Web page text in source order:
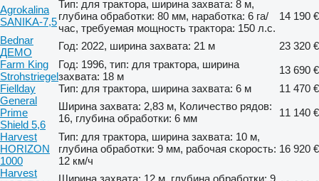
Agrokalina
SANIKA-7,5
Тип: для трактора, ширина захвата: 8 м,
глубина обработки: 80 мм, наработка: 6 га/
час, требуемая мощность трактора: 150 л.с.
14 190 €
Bednar
ДЕМО
Год: 2022, ширина захвата: 21 м
23 320 €
Farm King
Strohstriegel
Год: 1996, тип: для трактора, ширина
захвата: 18 м
13 690 €
Fiellday
Тип: для трактора, ширина захвата: 6 м
11 470 €
General
Prime
Shield 5,6
Ширина захвата: 2,83 м, Количество рядов:
16, глубина обработки: 6 мм
11 140 €
Harvest
HORIZON
1000
Тип: для трактора, ширина захвата: 10 м,
глубина обработки: 9 мм, рабочая скорость:
12 км/ч
16 920 €
Harvest
Ширина захвата: 12 м, глубина обработки: 9